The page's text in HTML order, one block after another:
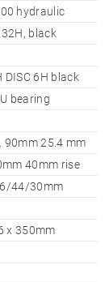
hydraulic
black
DISC 6H black
bearing
90mm 25.4 mm
40mm rise
44/30mm
x 350mm